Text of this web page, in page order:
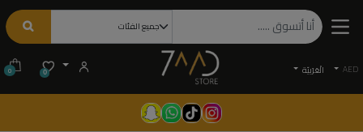
AED الْعَرَبيّة 0
0